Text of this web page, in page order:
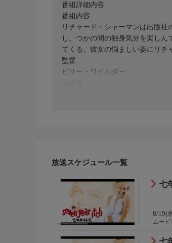
番組詳細内容
番組内容
リチャード・シャーマンは出版
し、つかの間の独身気分を楽し
てくる。彼女の悩ましい姿にリチ
監督
ビリー・ワイルダー
マリリン・モンロー／トム・イ
放送スケジュール一覧
七
8/19(
ムー
七